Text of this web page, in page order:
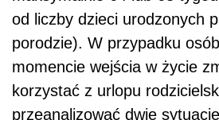
od liczby dzieci urodzonych
porodzie). W przypadku
momencie wejścia w życie
korzystać z urlopu
przeanalizować dwie